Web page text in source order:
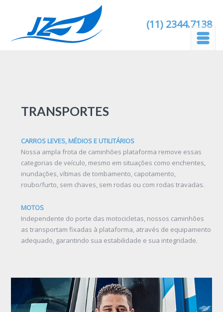
(11) 2344.7138
TRANSPORTES
CARROS LEVES, MÉDIOS E UTILITÁRIOS
Nossa ampla frota de caminhões plataforma remove essas
categorias de veículo, mesmo em situações como enchentes,
inundações, vítimas de tombamento, capotamento,
roubo/furto, sem chaves, sem rodas ou com rodas travadas.
MOTOS
Independente do porte das motocicletas, nossos caminhões
as transportam fixadas à plataforma, através de equipamento
adequado, garantindo sua estabilidade e sua integridade.